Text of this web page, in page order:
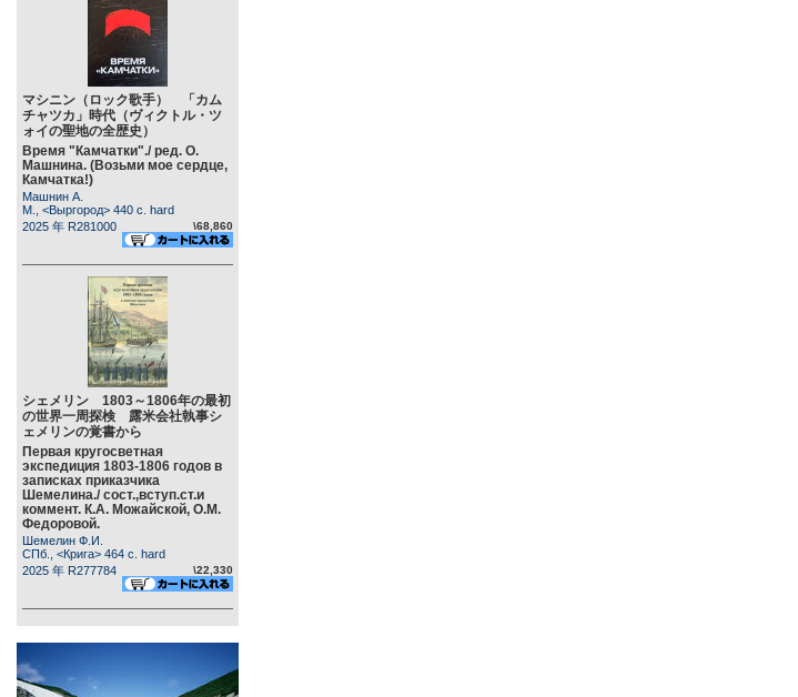
マシニン（ロック歌手） 「カム
チャツカ」時代（ヴィクトル・ツ
ォイの聖地の全歴史）
Время "Камчатки"./ ред. О.
Машнина. (Возьми мое сердце,
Камчатка!)
Машнин А.
М., <Выргород> 440 c. hard
2025 年 R281000
\68,860
シェメリン 1803～1806年の最初
の世界一周探検 露米会社執事シ
ェメリンの覚書から
Первая кругосветная
экспедиция 1803-1806 годов в
записках приказчика
Шемелина./ сост.,вступ.ст.и
коммент. К.А. Можайской, О.М.
Федоровой.
Шемелин Ф.И.
СПб., <Крига> 464 c. hard
2025 年 R277784
\22,330